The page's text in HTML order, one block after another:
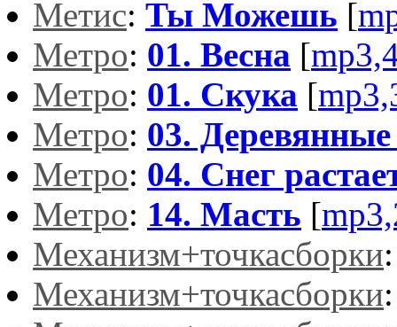
Метис: Ты Можешь [
Метро: 01. Весна [
Метро: 01. Скука [
Метро: 03.
Метро: 04. Снег
Метро: 14. Масть [
Механизм+точкасборки
Механизм+точкасборки